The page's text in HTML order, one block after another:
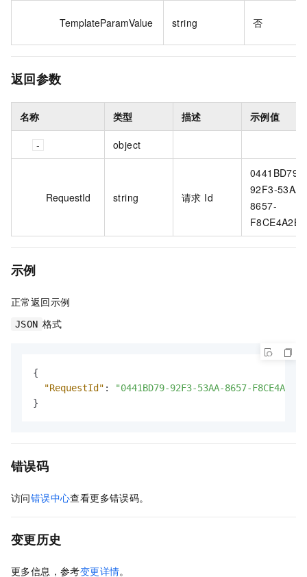
TemplateParamValue string 否
返回参数
名称 类型 描述 示例值
object
RequestId string 请求 Id
0441BD79-
92F3-53AA-
8657-
示例
正常返回示例
JSON 格式
{
"RequestId" :
"0441BD79-92F3-53AA-8657-
}
错误码
访问错误中心查看更多错误码。
变更历史
更多信息，参考变更详情。